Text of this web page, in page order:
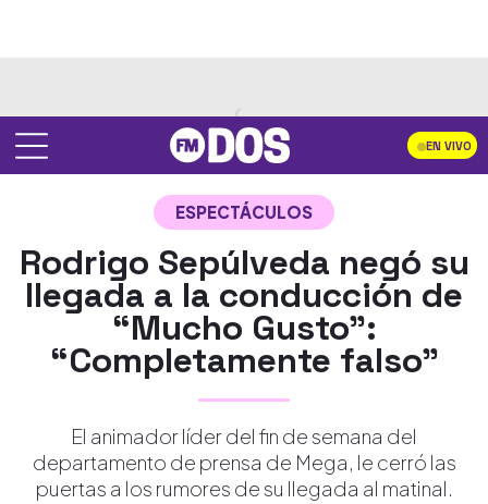
EN VIVO
ESPECTÁCULOS
Rodrigo Sepúlveda negó su
llegada a la conducción de
“Mucho Gusto”:
“Completamente falso”
El animador líder del fin de semana del
departamento de prensa de Mega, le cerró las
puertas a los rumores de su llegada al matinal.